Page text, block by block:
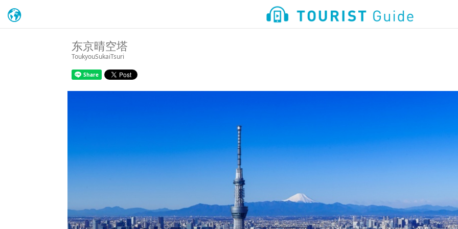
东京晴空塔
ToukyouSukaiTsuri